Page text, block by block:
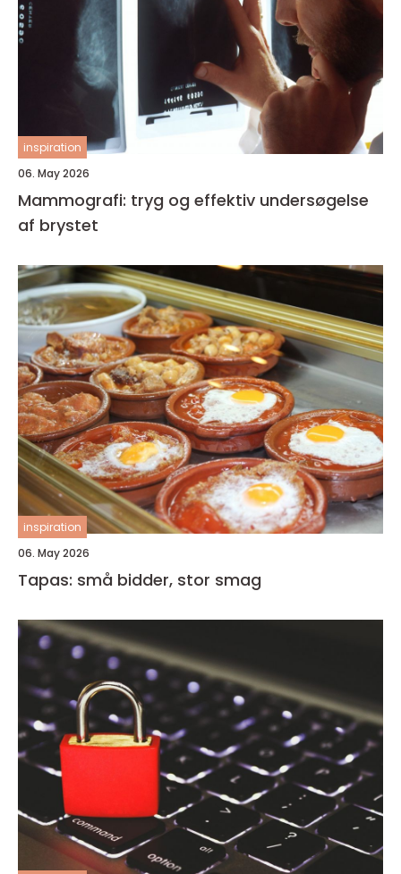
inspiration
06. May 2026
Mammografi: tryg og effektiv undersøgelse
af brystet
inspiration
06. May 2026
Tapas: små bidder, stor smag